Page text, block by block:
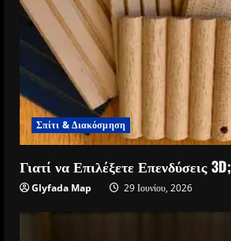
Σπίτι & Διακόσμηση
Γιατί να Επιλέξετε Επενδύσεις 3D;
Glyfada Map 29 Ιουνίου, 2026